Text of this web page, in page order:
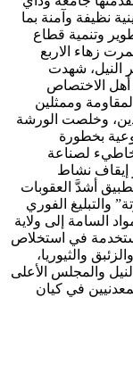
نظيفة وآمنة بما
وتنمية قطاع
زهاء الاربع
النيل، شهدت
الاختصاص
وممثلين
وخلصت الورشة
بخطورة
لصناعة
إيقاف نشاط
أشدَّ العقوبات
والتبليغ الفوري
السامة إلى ولاية
في استخلاص
والثيوريا،
والمجلس الأعلى
في كيان